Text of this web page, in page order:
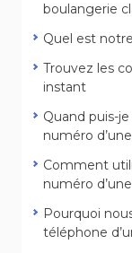
boulangerie
Quel est
Trouvez les
instant
Quand puis-
numéro
Comment
numéro
Pourquoi
téléphone